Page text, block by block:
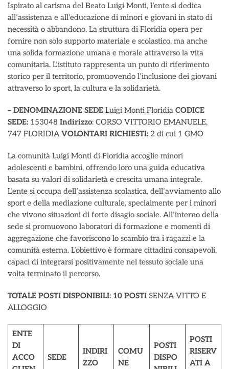
Ispirato al carisma del Beato Luigi Monti, l’ente si dedica
all’assistenza e all’educazione di minori e giovani in stato di
necessità o abbandono. La struttura di Floridia opera per
fornire non solo supporto materiale e scolastico, ma anche
una solida formazione umana e morale attraverso la vita
comunitaria. L’istituto rappresenta un punto di riferimento
storico per il territorio, promuovendo l’inclusione dei giovani
attraverso lo sport, la cultura e la solidarietà.
– DENOMINAZIONE SEDE Luigi Monti Floridia CODICE
SEDE: 153048 Indirizzo: CORSO VITTORIO EMANUELE,
747 FLORIDIA VOLONTARI RICHIESTI: 2 di cui 1 GMO
La comunità Luigi Monti di Floridia accoglie minori
adolescenti e bambini, offrendo loro una guida educativa
basata su valori di solidarietà e crescita umana integrale.
L’ente si occupa dell’assistenza scolastica, dell’avviamento allo
sport e della mediazione culturale, specialmente per i minori
che vivono situazioni di forte disagio sociale. All’interno della
sede si promuovono laboratori di formazione e momenti di
aggregazione che favoriscono lo scambio tra i ragazzi e la
comunità esterna. L’obiettivo è formare cittadini consapevoli,
capaci di integrarsi positivamente nel tessuto sociale una
volta terminato il percorso.
TOTALE POSTI DISPONIBILI: 10 POSTI SENZA VITTO E
ALLOGGIO
ENTE
DI
ACCO
SEDE
INDIRI
ZZO
COMU
NE
POSTI
DISPO
POSTI
RISERV
ATI A